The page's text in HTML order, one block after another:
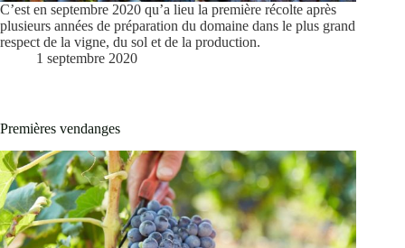
C’est en septembre 2020 qu’a lieu la première récolte après
plusieurs années de préparation du domaine dans le plus grand
respect de la vigne, du sol et de la production.
1 septembre 2020
Premières vendanges